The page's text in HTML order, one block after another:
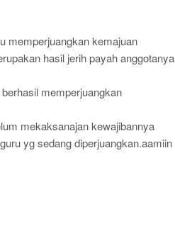
memperjuangkan kemajuan
hasil jerih payah anggotanya
memperjuangkan
mekaksanajan kewajibannya
yg sedang diperjuangkan.aamiin